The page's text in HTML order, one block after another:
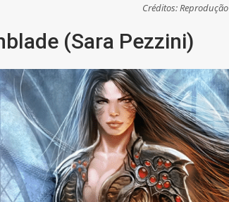
Créditos: Reprodução
(Sara Pezzini)